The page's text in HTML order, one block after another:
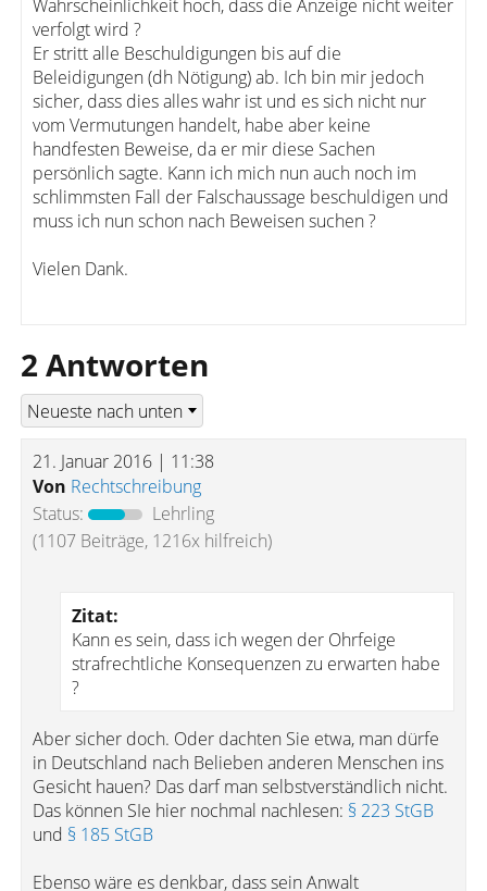
Wahrscheinlichkeit hoch, dass die Anzeige nicht weiter
verfolgt wird ?
Er stritt alle Beschuldigungen bis auf die
Beleidigungen (dh Nötigung) ab. Ich bin mir jedoch
sicher, dass dies alles wahr ist und es sich nicht nur
vom Vermutungen handelt, habe aber keine
handfesten Beweise, da er mir diese Sachen
persönlich sagte. Kann ich mich nun auch noch im
schlimmsten Fall der Falschaussage beschuldigen und
muss ich nun schon nach Beweisen suchen ?
Vielen Dank.
2 Antworten
21. Januar 2016 | 11:38
Von Rechtschreibung
Status:
Lehrling
(1107 Beiträge, 1216x hilfreich)
Zitat:
Kann es sein, dass ich wegen der Ohrfeige
strafrechtliche Konsequenzen zu erwarten habe
?
Aber sicher doch. Oder dachten Sie etwa, man dürfe
in Deutschland nach Belieben anderen Menschen ins
Gesicht hauen? Das darf man selbstverständlich nicht.
Das können SIe hier nochmal nachlesen: § 223 StGB
und § 185 StGB
Ebenso wäre es denkbar, dass sein Anwalt